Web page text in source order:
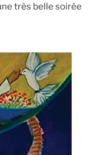
très belle soirée